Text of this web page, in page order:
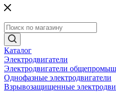
Каталог
Электродвигатели
Электродвигатели
Однофазные электродвигатели
Взрывозащищенные